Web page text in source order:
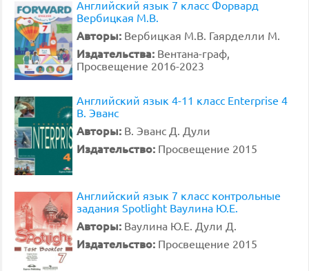
Английский язык 7 класс Форвард
Вербицкая М.В.
Авторы: Вербицкая М.В. Гаярделли М.
Издательства: Вентана-граф,
Просвещение 2016-2023
Английский язык 4-11 класс Enterprise 4
В. Эванс
Авторы: В. Эванс Д. Дули
Издательство: Просвещение 2015
Английский язык 7 класс контрольные
задания Spotlight Ваулина Ю.Е.
Авторы: Ваулина Ю.Е. Дули Д.
Издательство: Просвещение 2015